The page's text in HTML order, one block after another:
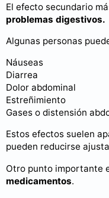
El efecto secundario
problemas digestivos.
Algunas personas
Náuseas
Diarrea
Dolor abdominal
Estreñimiento
Gases o distensión
Estos efectos suelen
pueden reducirse
Otro punto importante
medicamentos.